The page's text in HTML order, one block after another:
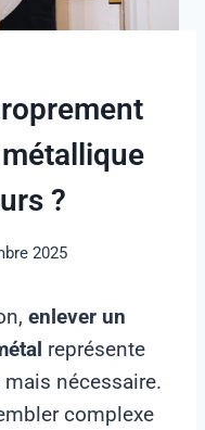
?
2025
enlever un
représente
nécessaire.
complexe